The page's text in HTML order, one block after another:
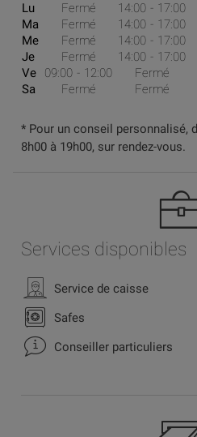
Lu
Ma
Me
Je
Ve
Sa
Fermé
Fermé
Fermé
Fermé
09:00
12:00
Fermé
14:00
17:00
14:00
17:00
14:00
17:00
14:00
17:00
Fermé
Fermé
* Pour un conseil personnalisé,
8h00 à 19h00, sur rendez-vous.
Services disponibles
Service de caisse
Safes
Conseiller particuliers